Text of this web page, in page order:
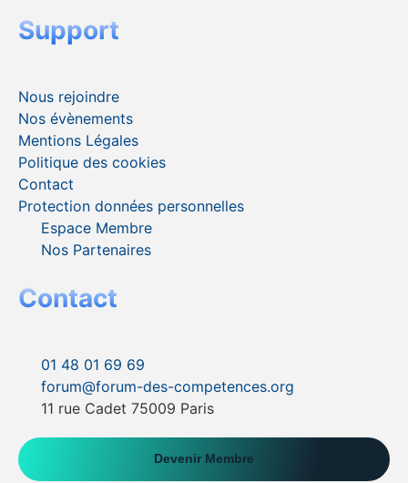
Support
Nous rejoindre
Nos évènements
Mentions Légales
Politique des cookies
Contact
Protection données personnelles
Espace Membre
Nos Partenaires
Contact
01 48 01 69 69
forum@forum-des-competences.org
11 rue Cadet 75009 Paris
Devenir Membre